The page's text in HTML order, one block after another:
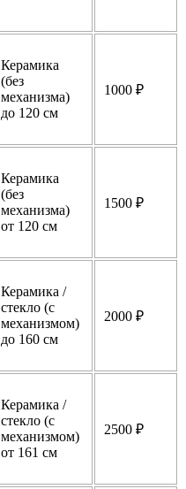
Керамика
(без
механизма)
до 120 см
1000 ₽
Керамика
(без
механизма)
от 120 см
1500 ₽
Керамика /
стекло (с
механизмом)
до 160 см
2000 ₽
Керамика /
стекло (с
механизмом)
от 161 см
2500 ₽